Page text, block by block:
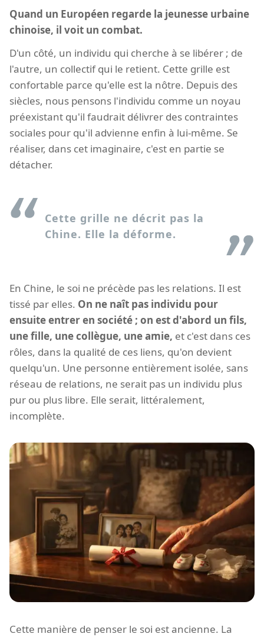
Quand un Européen regarde la jeunesse urbaine
chinoise, il voit un combat.
D'un côté, un individu qui cherche à se libérer ; de
l'autre, un collectif qui le retient. Cette grille est
confortable parce qu'elle est la nôtre. Depuis des
siècles, nous pensons l'individu comme un noyau
préexistant qu'il faudrait délivrer des contraintes
sociales pour qu'il advienne enfin à lui-même. Se
réaliser, dans cet imaginaire, c'est en partie se
détacher.
Cette grille ne décrit pas la
Chine. Elle la déforme.
En Chine, le soi ne précède pas les relations. Il est
tissé par elles. On ne naît pas individu pour
ensuite entrer en société ; on est d'abord un fils,
une fille, une collègue, une amie, et c'est dans ces
rôles, dans la qualité de ces liens, qu'on devient
quelqu'un. Une personne entièrement isolée, sans
réseau de relations, ne serait pas un individu plus
pur ou plus libre. Elle serait, littéralement,
incomplète.
Cette manière de penser le soi est ancienne. La